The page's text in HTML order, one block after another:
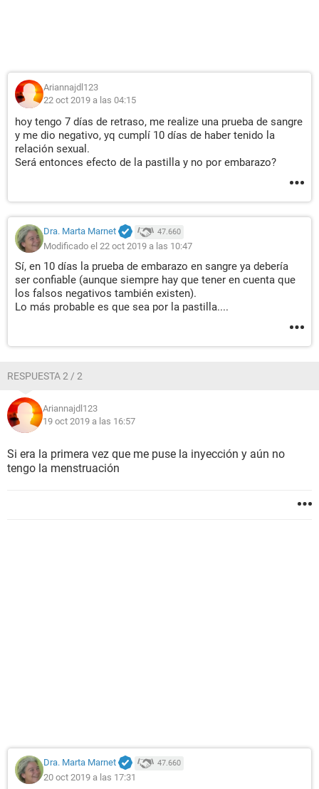
Ariannajdl123
22 oct 2019 a las 04:15
hoy tengo 7 días de retraso, me realize una prueba de sangre
y me dio negativo, yq cumplí 10 días de haber tenido la
relación sexual.
Será entonces efecto de la pastilla y no por embarazo?
Dra. Marta Marnet 47.660
Modificado el 22 oct 2019 a las 10:47
Sí, en 10 días la prueba de embarazo en sangre ya debería
ser confiable (aunque siempre hay que tener en cuenta que
los falsos negativos también existen).
Lo más probable es que sea por la pastilla....
RESPUESTA 2 / 2
Ariannajdl123
19 oct 2019 a las 16:57
Si era la primera vez que me puse la inyección y aún no
tengo la menstruación
Dra. Marta Marnet 47.660
20 oct 2019 a las 17:31